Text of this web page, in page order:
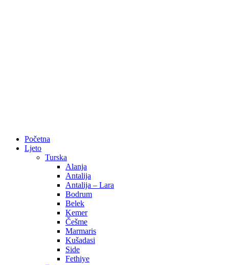
Početna
Ljeto
Turska
Alanja
Antalija
Antalija – Lara
Bodrum
Belek
Kemer
Češme
Marmaris
Kušadasi
Side
Fethiye